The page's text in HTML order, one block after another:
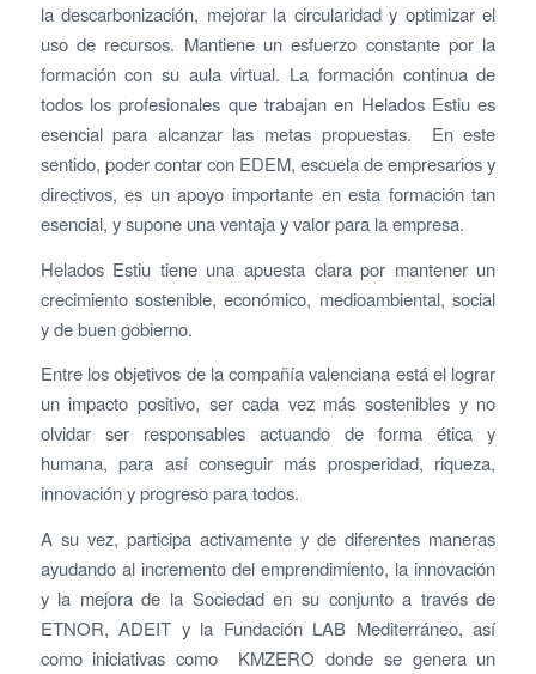
la descarbonización, mejorar la circularidad y optimizar el
uso de recursos. Mantiene un esfuerzo constante por la
formación con su aula virtual. La formación continua de
todos los profesionales que trabajan en Helados Estiu es
esencial para alcanzar las metas propuestas. En este
sentido, poder contar con EDEM, escuela de empresarios y
directivos, es un apoyo importante en esta formación tan
esencial, y supone una ventaja y valor para la empresa.
Helados Estiu tiene una apuesta clara por mantener un
crecimiento sostenible, económico, medioambiental, social
y de buen gobierno.
Entre los objetivos de la compañía valenciana está el lograr
un impacto positivo, ser cada vez más sostenibles y no
olvidar ser responsables actuando de forma ética y
humana, para así conseguir más prosperidad, riqueza,
innovación y progreso para todos.
A su vez, participa activamente y de diferentes maneras
ayudando al incremento del emprendimiento, la innovación
y la mejora de la Sociedad en su conjunto a través de
ETNOR, ADEIT y la Fundación LAB Mediterráneo, así
como iniciativas como KMZERO donde se genera un